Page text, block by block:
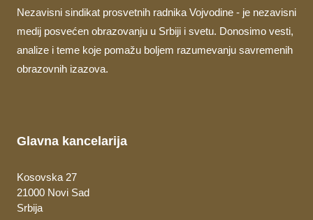
Nezavisni sindikat prosvetnih radnika Vojvodine - je nezavisni
medij posvećen obrazovanju u Srbiji i svetu. Donosimo vesti,
analize i teme koje pomažu boljem razumevanju savremenih
obrazovnih izazova.
Glavna kancelarija
Kosovska 27
21000 Novi Sad
Srbija